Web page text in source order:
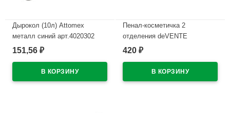
Дырокол (10л) Attomex
металл синий арт.4020302
В наличии
151,56 ₽
Пенал-косметичка 2
отделения deVENTE
Интроверт (Introvert)
арт.7020669
420 ₽